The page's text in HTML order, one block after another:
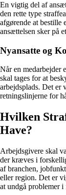
En vigtig del af
den rette type
afgørende at bestille
ansættelsen sker på
Nyansatte og
Når en medarbejder
skal tages for at
arbejdsplads. Det
retningslinjerne for
Hvilken
Have?
Arbejdsgivere skal
der kræves i
af branchen,
eller region. Det er
at undgå problemer i